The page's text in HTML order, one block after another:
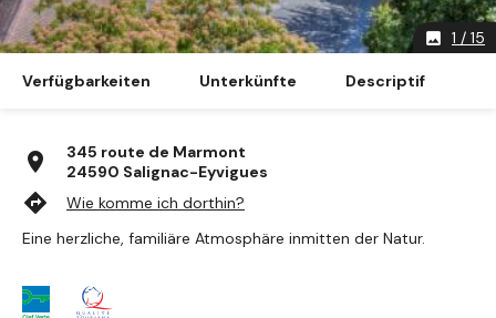
image 1 / 15
Verfügbarkeiten Unterkünfte Descriptif
location_on
345 route de Marmont
24590 Salignac-Eyvigues
directions
Wie komme ich dorthin?
Eine herzliche, familiäre Atmosphäre inmitten der Natur.